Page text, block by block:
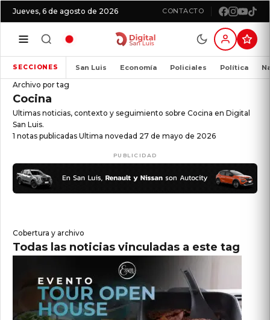
Jueves, 6 de agosto de 2026 CONTACTO
SECCIONES San Luis Economía Policiales Política
Archivo por tag
Cocina
Ultimas noticias, contexto y seguimiento sobre Cocina en Digital
San Luis.
1 notas publicadas Ultima novedad 27 de mayo de 2026
PUBLICIDAD
Cobertura y archivo
Todas las noticias vinculadas a este tag